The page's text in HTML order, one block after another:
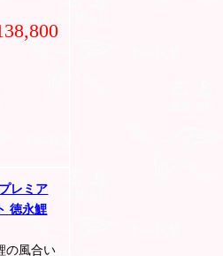
レミア
徳永鯉
の風合い